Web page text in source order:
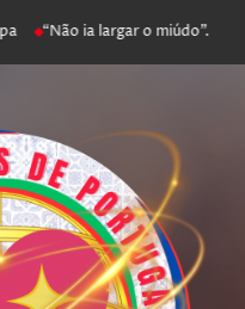
“Não ia largar o miúdo”.